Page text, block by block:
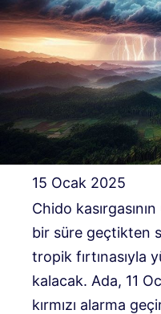
15 Ocak 2025
Chido
bir süre geçtikten
tropik fırtınasıyla
kalacak. Ada, 11
kırmızı alarma